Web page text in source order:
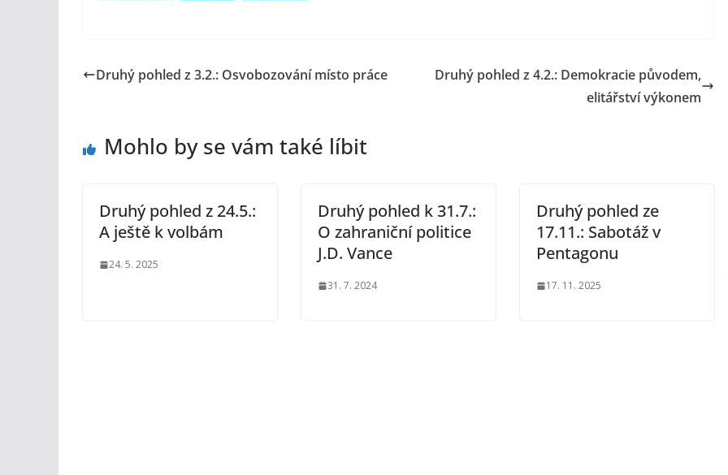
Druhý pohled z 3.2.: Osvobozování místo práce
Druhý pohled z 4.2.: Demokracie původem,
elitářství výkonem
Mohlo by se vám také líbit
Druhý pohled z 24.5.:
A ještě k volbám
24. 5. 2025
Druhý pohled k 31.7.:
O zahraniční politice
J.D. Vance
31. 7. 2024
Druhý pohled ze
17.11.: Sabotáž v
Pentagonu
17. 11. 2025